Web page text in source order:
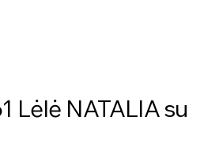
Lėlė NATALIA su